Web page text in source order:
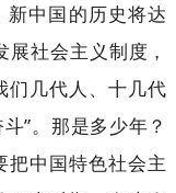
中国的历史将达
社会主义制度，
们几代人、十几代
”。那是多少年？
把中国特色社会主